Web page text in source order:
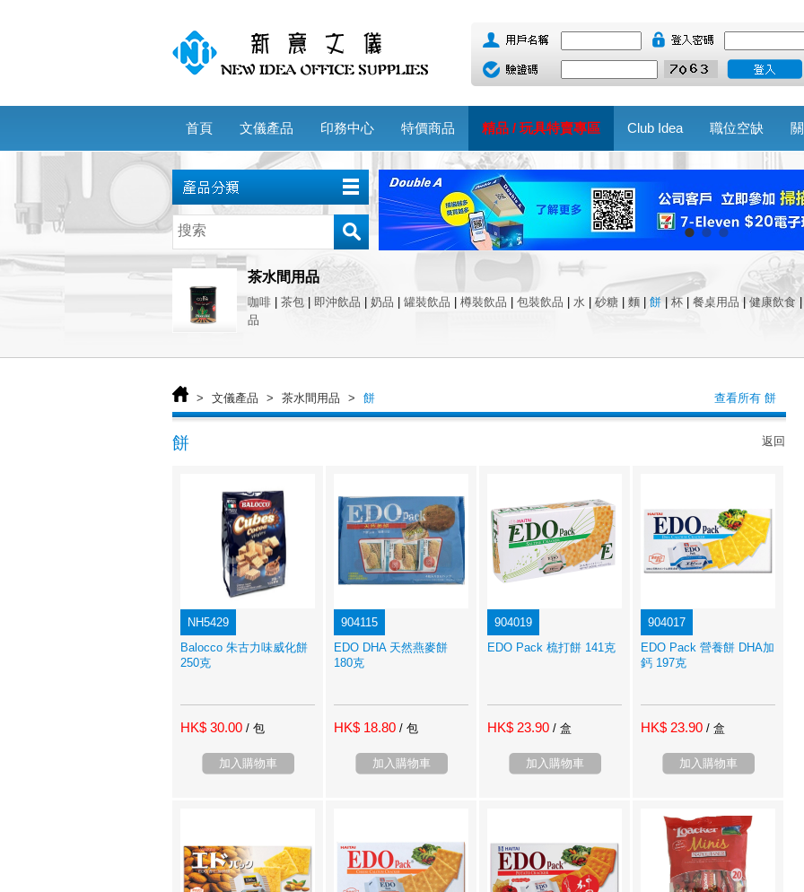
首頁 文儀產品 印務中心 特價商品 精品 / 玩具特賣專區 Club Idea 職位空缺
茶水間用品
咖啡 茶包 即沖飲品 奶品 罐裝飲品 樽裝飲品 包裝飲品 水 砂糖 麵 餅 杯 餐桌用品 |健康飲食
品
> 文儀產品 > 茶水間用品 > 餅 查看所有 餅
返回
餅
NH5429
Balocco 朱古力味威化餅
250克
HK$ 30.00 / 包
加入購物車
904115
EDO DHA 天然燕麥餅
180克
HK$ 18.80 / 包
加入購物車
904019
EDO Pack 梳打餅 141克
HK$ 23.90 / 盒
加入購物車
904017
EDO Pack 營養餅 DHA加
鈣 197克
HK$ 23.90 / 盒
加入購物車